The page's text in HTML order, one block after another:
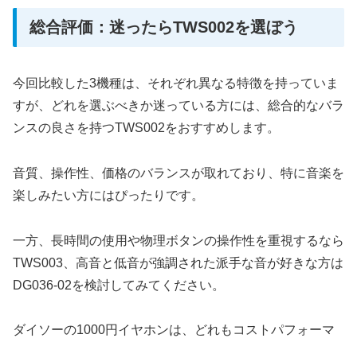
総合評価：迷ったらTWS002を選ぼう
今回比較した3機種は、それぞれ異なる特徴を持っていま
すが、どれを選ぶべきか迷っている方には、総合的なバラ
ンスの良さを持つTWS002をおすすめします。
音質、操作性、価格のバランスが取れており、特に音楽を
楽しみたい方にはぴったりです。
一方、長時間の使用や物理ボタンの操作性を重視するなら
TWS003、高音と低音が強調された派手な音が好きな方は
DG036-02を検討してみてください。
ダイソーの1000円イヤホンは、どれもコストパフォーマ